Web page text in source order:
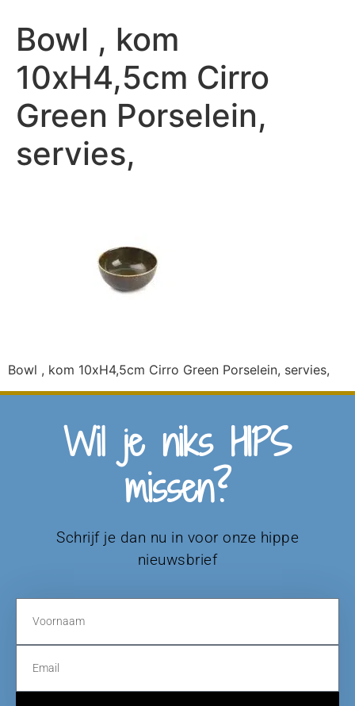
Bowl , kom
10xH4,5cm Cirro
Green Porselein,
servies,
Bowl , kom 10xH4,5cm Cirro Green Porselein, servies,
Wil je niks HIPS
missen?
Schrijf je dan nu in voor onze hippe
nieuwsbrief